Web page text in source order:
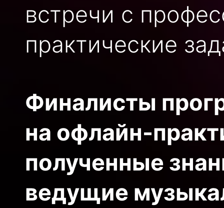
встречи с
практические
Финалисты
на офлайн-
полученные
ведущие